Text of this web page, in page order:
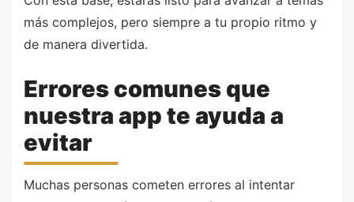
más complejos, pero siempre a tu propio ritmo y
de manera divertida.
Errores comunes que
nuestra app te ayuda a
evitar
Muchas personas cometen errores al intentar